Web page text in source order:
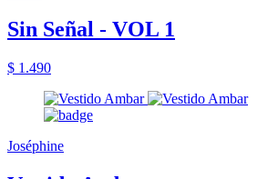
Sin Señal - VOL 1
$ 1.490
Joséphine